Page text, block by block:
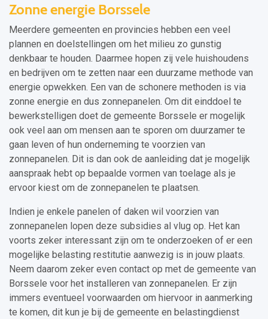
Zonne energie Borssele
Meerdere gemeenten en provincies hebben een veel
plannen en doelstellingen om het milieu zo gunstig
denkbaar te houden. Daarmee hopen zij vele huishoudens
en bedrijven om te zetten naar een duurzame methode van
energie opwekken. Een van de schonere methoden is via
zonne energie en dus zonnepanelen. Om dit einddoel te
bewerkstelligen doet de gemeente Borssele er mogelijk
ook veel aan om mensen aan te sporen om duurzamer te
gaan leven of hun onderneming te voorzien van
zonnepanelen. Dit is dan ook de aanleiding dat je mogelijk
aanspraak hebt op bepaalde vormen van toelage als je
ervoor kiest om de zonnepanelen te plaatsen.
Indien je enkele panelen of daken wil voorzien van
zonnepanelen lopen deze subsidies al vlug op. Het kan
voorts zeker interessant zijn om te onderzoeken of er een
mogelijke belasting restitutie aanwezig is in jouw plaats.
Neem daarom zeker even contact op met de gemeente van
Borssele voor het installeren van zonnepanelen. Er zijn
immers eventueel voorwaarden om hiervoor in aanmerking
te komen, dit kun je bij de gemeente en belastingdienst